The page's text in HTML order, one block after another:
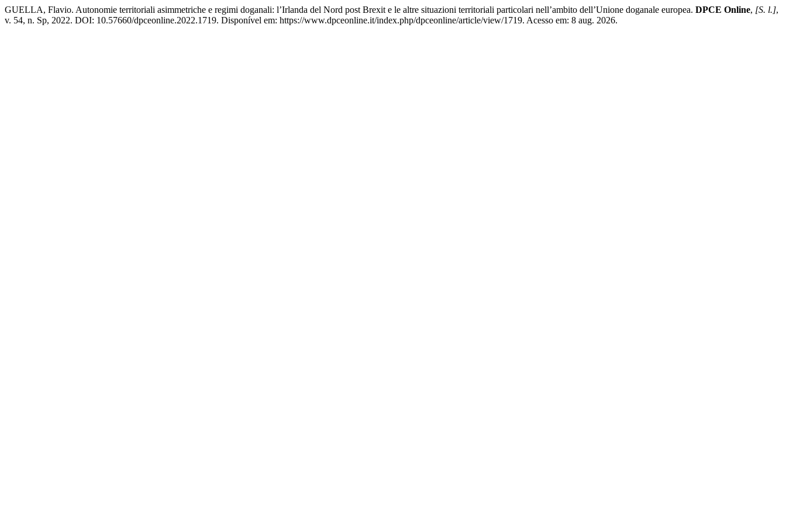
GUELLA, Flavio. Autonomie territoriali asimmetriche e regimi doganali: l’Irlanda del Nord post Brexit e le altre situazioni territoriali particolari nell’ambito dell’Unione doganale europea. DPCE Online, [S. l.],
v. 54, n. Sp, 2022. DOI: 10.57660/dpceonline.2022.1719. Disponível em: https://www.dpceonline.it/index.php/dpceonline/article/view/1719. Acesso em: 8 aug. 2026.